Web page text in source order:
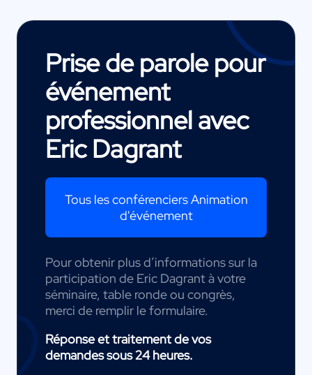
Prise de parole pour
événement
professionnel avec
Eric Dagrant
Tous les conférenciers Animation
d'événement
Pour obtenir plus d’informations sur la
participation de Eric Dagrant à votre
séminaire, table ronde ou congrès,
merci de remplir le formulaire.
Réponse et traitement de vos
demandes sous 24 heures.